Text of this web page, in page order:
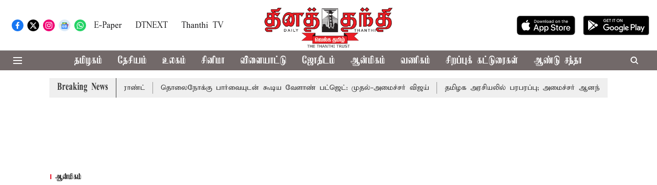
E-Paper DTNEXT Thanthi TV
தமிழகம் தேசியம் உலகம் சினிமா விளையாட்டு ஜோதிடம் ஆன்மிகம் வணிகம் சிறப்புக் கட்டுரைகள் ஆண்டு சந்தா
Breaking News
நீதிமன்றம் பிடிவாராண்ட் தொலைநோக்கு பார்வையுடன் கூடிய வேளாண் பட்ஜெட்: முதல்-அமைச்சர் விஜய் தமிழக அரசியலில் பரபரப்பு; அமைச்சர் ஆனந்த் உடன் சி.வி. சண்முகம்,
ஆன்மிகம்